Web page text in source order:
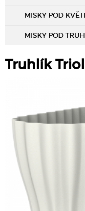
MISKY POD
MISKY POD
Truhlík